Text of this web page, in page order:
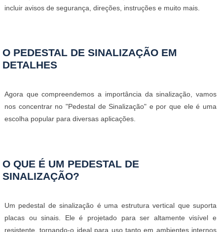
incluir avisos de segurança, direções, instruções e muito mais.
O PEDESTAL DE SINALIZAÇÃO EM
DETALHES
Agora que compreendemos a importância da sinalização, vamos
nos concentrar no "Pedestal de Sinalização" e por que ele é uma
escolha popular para diversas aplicações.
O QUE É UM PEDESTAL DE
SINALIZAÇÃO?
Um pedestal de sinalização é uma estrutura vertical que suporta
placas ou sinais. Ele é projetado para ser altamente visível e
resistente, tornando-o ideal para uso tanto em ambientes internos